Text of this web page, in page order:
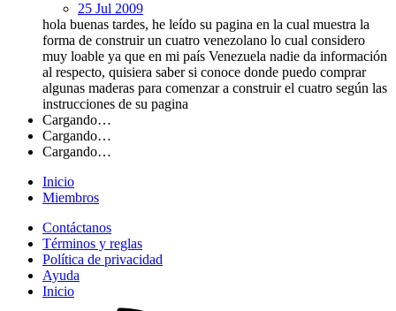
25 Jul 2009
hola buenas tardes, he leído su pagina en la cual muestra la
forma de construir un cuatro venezolano lo cual considero
muy loable ya que en mi país Venezuela nadie da información
al respecto, quisiera saber si conoce donde puedo comprar
algunas maderas para comenzar a construir el cuatro según las
instrucciones de su pagina
Cargando…
Cargando…
Cargando…
Inicio
Miembros
Contáctanos
Términos y reglas
Política de privacidad
Ayuda
Inicio